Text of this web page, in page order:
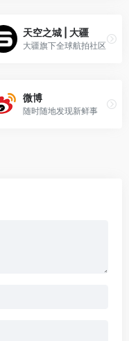
天空之城 | 大疆
大疆旗下全球航拍社区
微博
随时随地发现新鲜事